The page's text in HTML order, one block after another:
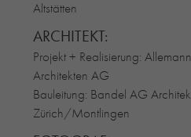
Altstätten
ARCHITEKT:
Projekt + Realisierung:
Architekten AG
Bauleitung: Bandel AG
Zürich/Montlingen